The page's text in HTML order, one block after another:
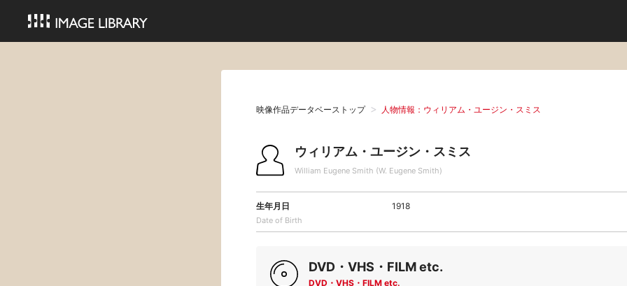
映像作品データベーストップ 人物情報：ウィリアム・ユージン・スミス
ウィリアム・ユージン・スミス
William Eugene Smith (W. Eugene Smith)
生年月日
Date of Birth
1918
DVD・VHS・FILM etc.
DVD・VHS・FILM etc.